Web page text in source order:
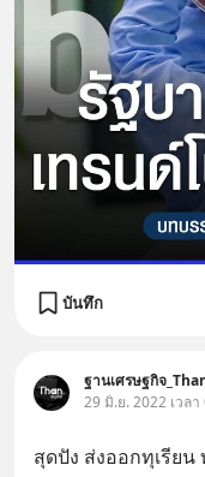
บันทึก
ฐานเศรษฐกิจ
29 มิ.ย. 2022 เวลา
สุดปัง ส่งออกทุเรียน